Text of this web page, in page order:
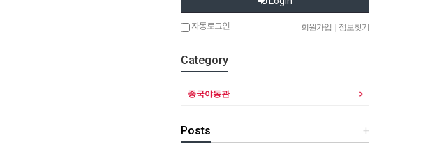
자동로그인 회원가입 정보찾기
Category
중국야동관
+
Posts